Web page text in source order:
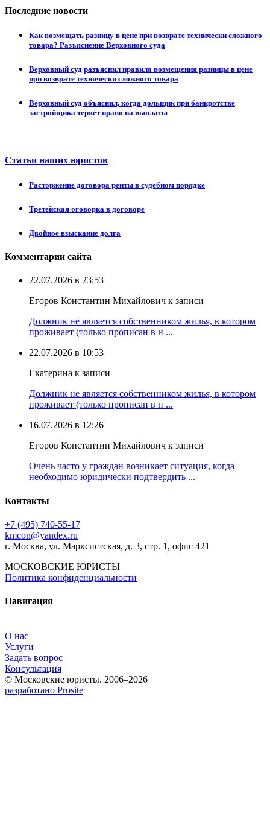
Последние новости
Как возмещать разницу в цене при возврате технически сложного
товара? Разъяснение Верховного суда
Верховный суд разъяснил правила возмещения разницы в цене
при возврате технически сложного товара
Верховный суд объяснил, когда дольщик при банкротстве
застройщика теряет право на выплаты
Статьи наших юристов
Расторжение договора ренты в судебном порядке
Третейская оговорка в договоре
Двойное взыскание долга
Комментарии сайта
22.07.2026 в 23:53
Егоров Константин Михайлович к записи
Должник не является собственником жилья, в котором
проживает (только прописан в н ...
22.07.2026 в 10:53
Екатерина к записи
Должник не является собственником жилья, в котором
проживает (только прописан в н ...
16.07.2026 в 12:26
Егоров Константин Михайлович к записи
Очень часто у граждан возникает ситуация, когда
необходимо юридически подтвердить ...
Контакты
+7 (495) 740‑55‑17
kmcon@yandex.ru
г. Москва, ул. Марксистская, д. 3, стр. 1, офис 421
МОСКОВСКИЕ ЮРИСТЫ
Политика конфиденциальности
Навигация
О нас
Услуги
Задать вопрос
Консультация
© Московские юристы. 2006–2026
разработано Prosite